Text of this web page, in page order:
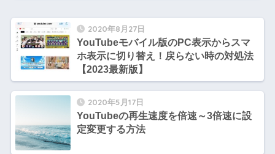
2020年8月27日
YouTubeモバイル版のPC表示からスマ
ホ表示に切り替え！戻らない時の対処法
【2023最新版】
2020年5月17日
YouTubeの再生速度を倍速～3倍速に設
定変更する方法